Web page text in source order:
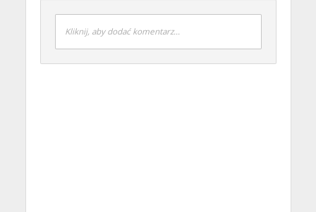
Kliknij, aby dodać komentarz...